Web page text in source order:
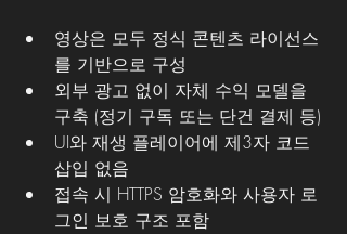
영상은 모두 정식 콘텐츠 라이선스
를 기반으로 구성
외부 광고 없이 자체 수익 모델을
구축 (정기 구독 또는 단건 결제 등)
UI와 재생 플레이어에 제3자 코드
삽입 없음
접속 시 HTTPS 암호화와 사용자 로
그인 보호 구조 포함